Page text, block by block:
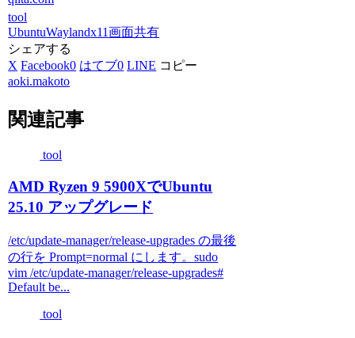
tool
UbuntuWaylandx11画面共有
シェアする
X Facebook0 はてブ0 LINE コピー
aoki.makoto
関連記事
tool
AMD Ryzen 9 5900XでUbuntu
25.10 アップグレード
/etc/update-manager/release-upgrades の最後
の行を Prompt=normal にします。sudo
vim /etc/update-manager/release-upgrades#
Default be...
tool